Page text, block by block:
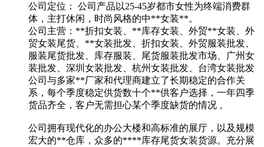
公司定位： 公司产品以25-45岁都市女性为终端消费群
体，主打休闲，时尚风格的中**女装**。
公司主营：**折扣女装、**库存女装、外贸**女装、外
贸女装尾货、**女装批发、折扣女装、外贸服装批发、
服装尾货批发、库存服装、尾货服装批发市场、广州女
装批发、深圳女装批发、杭州女装批发、台湾女装批发
公司与多家**厂家和代理商建立了长期稳定的合作关
系，每个季度稳定供货数十个**供客户选择，一年四季
货品齐全，客户无需担心某个季度缺货的情况 。
公司拥有现代化的办公大楼和高标准的展厅，以及规模
宏大的**仓库，众多的****库存尾货女装货源。充分展